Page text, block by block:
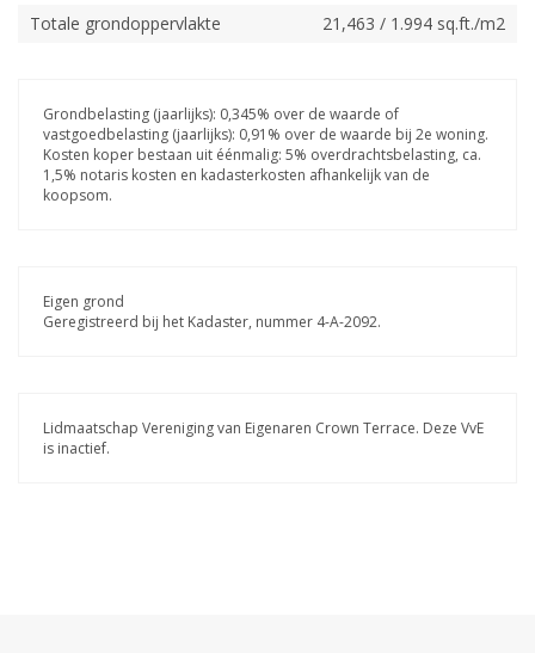
Totale grondoppervlakte
21,463 / 1.994 sq.ft./m2
Grondbelasting (jaarlijks): 0,345% over de waarde of
vastgoedbelasting (jaarlijks): 0,91% over de waarde bij 2e woning.
Kosten koper bestaan uit éénmalig: 5% overdrachtsbelasting, ca.
1,5% notaris kosten en kadasterkosten afhankelijk van de
koopsom.
Eigen grond
Geregistreerd bij het Kadaster, nummer 4-A-2092.
Lidmaatschap Vereniging van Eigenaren Crown Terrace. Deze VvE
is inactief.